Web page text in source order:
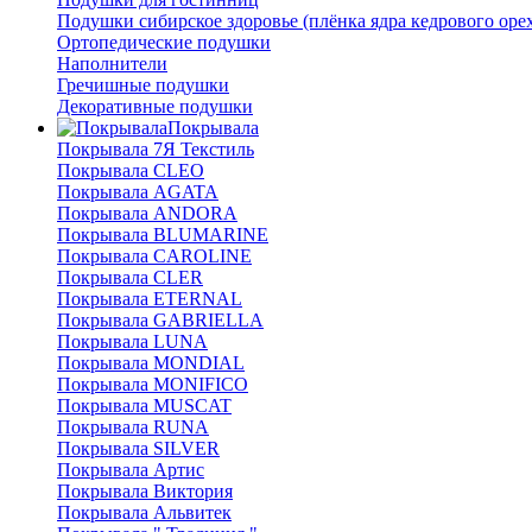
Подушки сибирское здоровье (плёнка ядра кедрового
Ортопедические подушки
Наполнители
Гречишные подушки
Декоративные подушки
Покрывала
Покрывала 7Я Текстиль
Покрывала CLEO
Покрывала AGATA
Покрывала ANDORA
Покрывала BLUMARINE
Покрывала CAROLINE
Покрывала CLER
Покрывала ETERNAL
Покрывала GABRIELLA
Покрывала LUNA
Покрывала MONDIAL
Покрывала MONIFICO
Покрывала MUSCAT
Покрывала RUNA
Покрывала SILVER
Покрывала Артис
Покрывала Виктория
Покрывала Альвитек